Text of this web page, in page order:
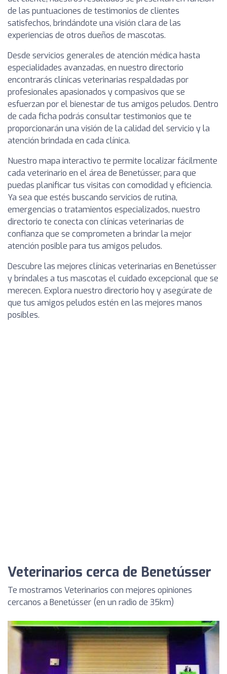
de las puntuaciones de testimonios de clientes
satisfechos, brindándote una visión clara de las
experiencias de otros dueños de mascotas.
Desde servicios generales de atención médica hasta
especialidades avanzadas, en nuestro directorio
encontrarás clínicas veterinarias respaldadas por
profesionales apasionados y compasivos que se
esfuerzan por el bienestar de tus amigos peludos. Dentro
de cada ficha podrás consultar testimonios que te
proporcionarán una visión de la calidad del servicio y la
atención brindada en cada clínica.
Nuestro mapa interactivo te permite localizar fácilmente
cada veterinario en el área de Benetússer, para que
puedas planificar tus visitas con comodidad y eficiencia.
Ya sea que estés buscando servicios de rutina,
emergencias o tratamientos especializados, nuestro
directorio te conecta con clínicas veterinarias de
confianza que se comprometen a brindar la mejor
atención posible para tus amigos peludos.
Descubre las mejores clínicas veterinarias en Benetússer
y bríndales a tus mascotas el cuidado excepcional que se
merecen. Explora nuestro directorio hoy y asegúrate de
que tus amigos peludos estén en las mejores manos
posibles.
Veterinarios cerca de Benetússer
Te mostramos Veterinarios con mejores opiniones
cercanos a Benetússer (en un radio de 35km)